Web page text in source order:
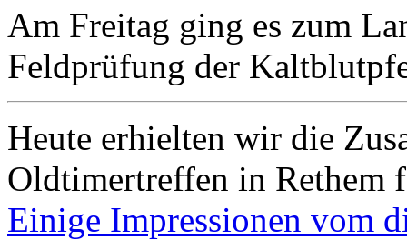
Am Freitag ging es zum
Feldprüfung der
Heute erhielten wir die
Oldtimertreffen in Rethem
Einige Impressionen vom